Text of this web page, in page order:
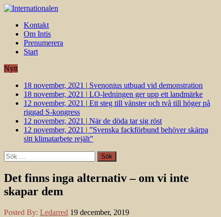
Kontakt
Om Intis
Prenumerera
Start
Nytt
18 november, 2021 | Svenonius utbuad vid demonstration
18 november, 2021 | LO-ledningen ger upp ett landmärke
12 november, 2021 | Ett steg till vänster och två till höger på
riggad S-kongress
12 november, 2021 | När de döda tar sig röst
12 november, 2021 | ”Svenska fackförbund behöver skärpa
sitt klimatarbete rejält”
Sök
efter:
Det finns inga alternativ – om vi inte
skapar dem
Posted By: Ledarred 19 december, 2019